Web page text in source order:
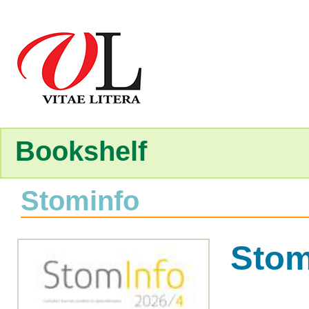
Bookshelf
Stominfo